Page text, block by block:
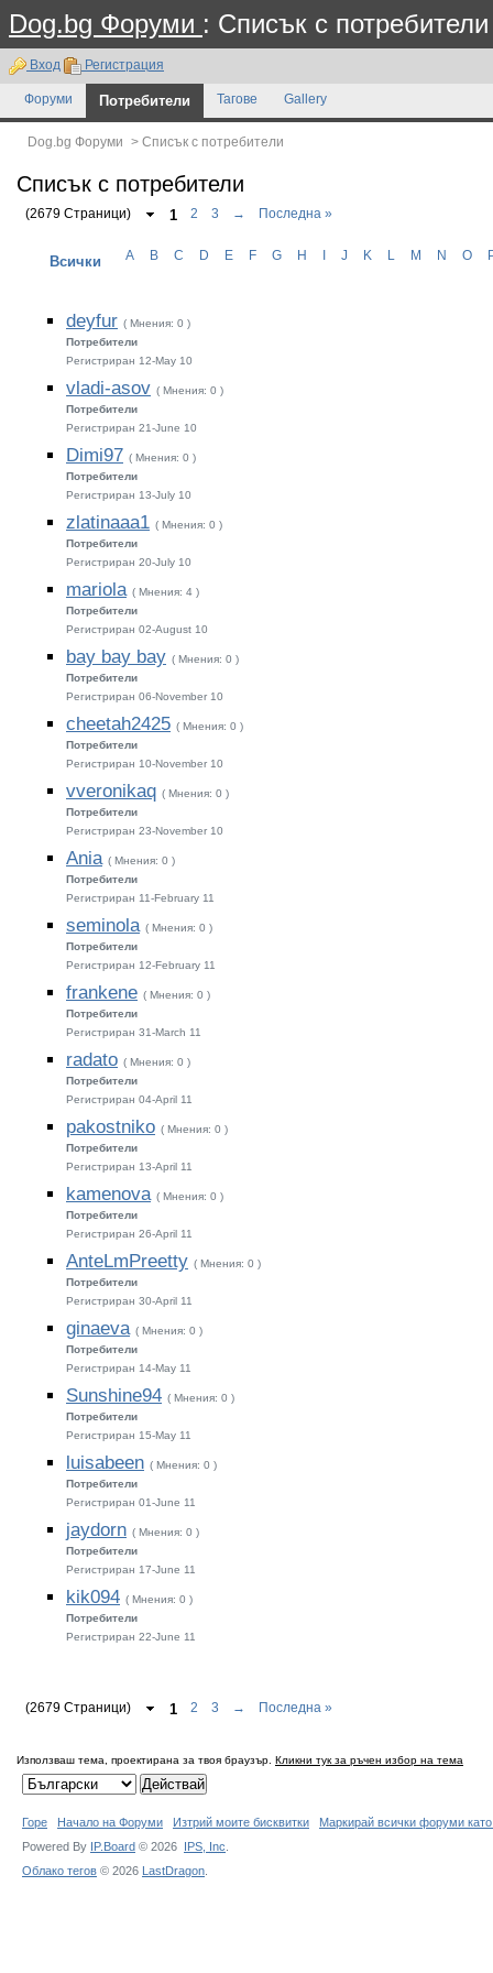
Dog.bg Форуми : Списък с потребители
Вход Регистрация
Форуми Потребители Тагове Gallery
Dog.bg Форуми > Списък с потребители
Списък с потребители
(2679 Страници) 1 2 3 → Последна »
Всички A B C D E F G H J K M N O
deyfur ( Мнения: 0 )
Потребители
Регистриран 12-May 10
vladi-asov ( Мнения: 0 )
Потребители
Регистриран 21-June 10
Dimi97 ( Мнения: 0 )
Потребители
Регистриран 13-July 10
zlatinaaa1 ( Мнения: 0 )
Потребители
Регистриран 20-July 10
mariola ( Мнения: 4 )
Потребители
Регистриран 02-August 10
bay bay bay ( Мнения: 0 )
Потребители
Регистриран 06-November 10
cheetah2425 ( Мнения: 0 )
Потребители
Регистриран 10-November 10
vveronikaq ( Мнения: 0 )
Потребители
Регистриран 23-November 10
Ania ( Мнения: 0 )
Потребители
Регистриран 11-February 11
seminola ( Мнения: 0 )
Потребители
Регистриран 12-February 11
frankene ( Мнения: 0 )
Потребители
Регистриран 31-March 11
radato ( Мнения: 0 )
Потребители
Регистриран 04-April 11
pakostniko ( Мнения: 0 )
Потребители
Регистриран 13-April 11
kamenova ( Мнения: 0 )
Потребители
Регистриран 26-April 11
AnteLmPreetty ( Мнения: 0 )
Потребители
Регистриран 30-April 11
ginaeva ( Мнения: 0 )
Потребители
Регистриран 14-May 11
Sunshine94 ( Мнения: 0 )
Потребители
Регистриран 15-May 11
luisabeen ( Мнения: 0 )
Потребители
Регистриран 01-June 11
jaydorn ( Мнения: 0 )
Потребители
Регистриран 17-June 11
kik094 ( Мнения: 0 )
Потребители
Регистриран 22-June 11
(2679 Страници) 1 2 3 → Последна »
Използваш тема, проектирана за твоя браузър. Кликни тук за ръчен избор на тема
Горе Начало на Форуми Изтрий моите бисквитки
Маркирай всички форуми
Powered By IP.Board © 2026 IPS, Inc
Облако тегов © 2026 LastDragon